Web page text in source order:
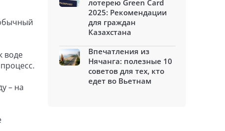
воде
– на
лотерею Green Card
2025: Рекомендации
для граждан
Казахстана
Впечатления из
Нячанга: полезные 10
советов для тех, кто
едет во Вьетнам